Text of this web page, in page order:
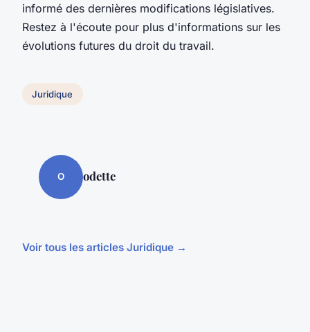
informé des dernières modifications législatives.
Restez à l'écoute pour plus d'informations sur les
évolutions futures du droit du travail.
Juridique
O odette
Voir tous les articles Juridique →